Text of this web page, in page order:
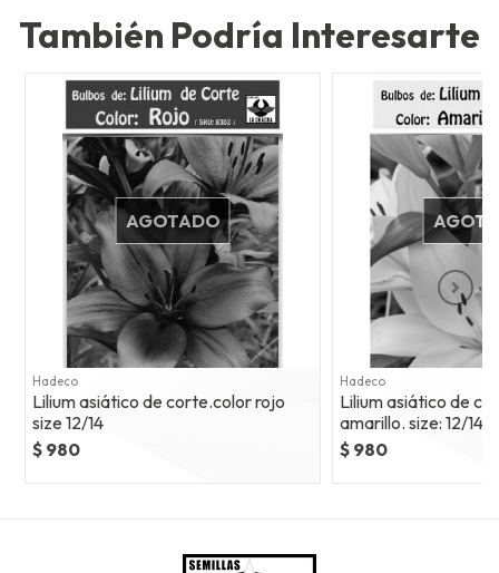
También Podría Interesarte
AGOTADO
Hadeco
Lilium asiático de corte.color rojo
size 12/14
$ 980
Hadeco
Lilium asiático de
amarillo. size: 12/14
$ 980